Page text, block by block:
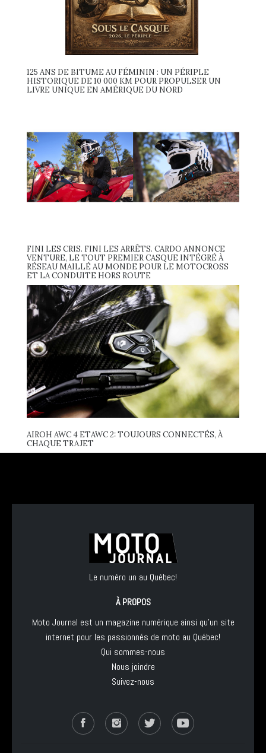
125 ANS DE BITUME AU FÉMININ : UN PÉRIPLE
HISTORIQUE DE 10 000 KM POUR PROPULSER UN
LIVRE UNIQUE EN AMÉRIQUE DU NORD
FINI LES CRIS. FINI LES ARRÊTS. CARDO ANNONCE
VENTURE, LE TOUT PREMIER CASQUE INTÉGRÉ À
RÉSEAU MAILLÉ AU MONDE POUR LE MOTOCROSS
ET LA CONDUITE HORS ROUTE
AIROH AWC 4 ETAWC 2: TOUJOURS CONNECTÉS, À
CHAQUE TRAJET
Le numéro un au Québec!
À PROPOS
Moto Journal est un magazine numérique ainsi qu'un site
internet pour les passionnés de moto au Québec!
Qui sommes-nous
Nous joindre
Suivez-nous